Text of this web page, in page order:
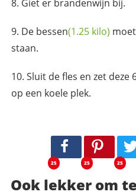
Giet er brandenwijn bij.
De bessen(1.25 kilo)
staan.
Sluit de fles en zet
op een koele plek.
25 25 25
Ook lekker om